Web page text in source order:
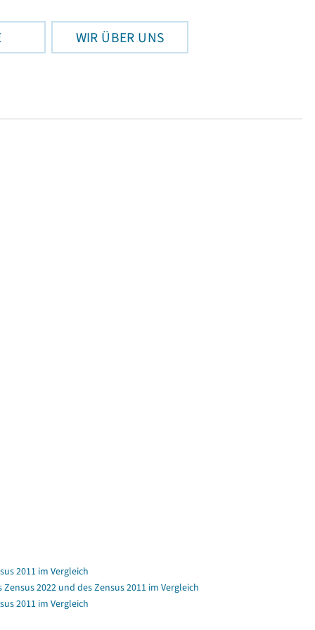
WIR ÜBER UNS
2011 im Vergleich
2022 und des Zensus 2011 im Vergleich
2011 im Vergleich